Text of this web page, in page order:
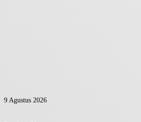
9 Agustus 2026